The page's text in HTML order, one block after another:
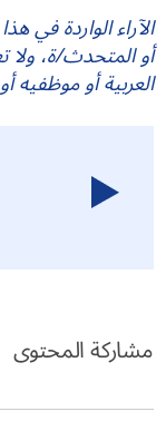
الآراء الواردة
أو المتحدث/ة،
العربية أو موظفيه
مشاركة المحتوى